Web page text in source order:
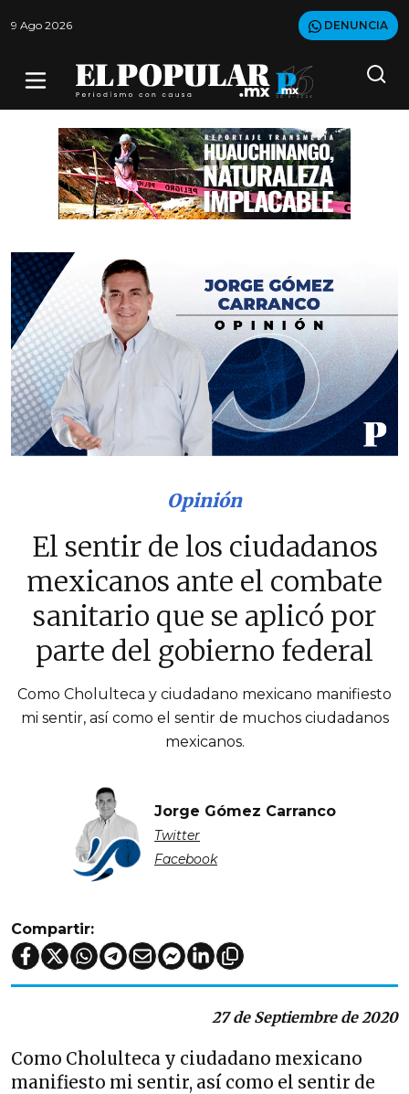
9 Ago 2026 DENUNCIA
Opinión
El sentir de los ciudadanos
mexicanos ante el combate
sanitario que se aplicó por
parte del gobierno federal
Como Cholulteca y ciudadano mexicano manifiesto
mi sentir, así como el sentir de muchos ciudadanos
mexicanos.
Jorge Gómez Carranco
Twitter
Facebook
Compartir:
27 de Septiembre de 2020
Como Cholulteca y ciudadano mexicano
manifiesto mi sentir, así como el sentir de